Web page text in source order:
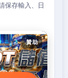
保存輸入、日
贊助
能玩。